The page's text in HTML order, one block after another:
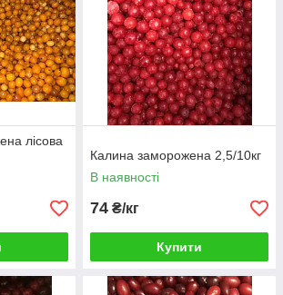
лісова
Калина заморожена 2,5/10кг
В наявності
74 ₴/кг
Купити